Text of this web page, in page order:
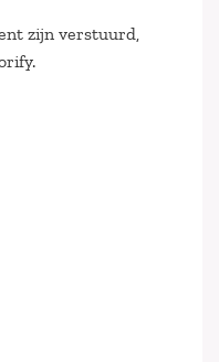
zijn verstuurd,